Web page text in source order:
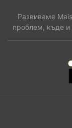
Развиваме
проблем, къде